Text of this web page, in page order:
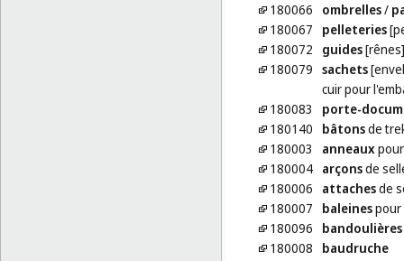
180066
ombrelles/
180067
pelleteries
180072
guides[rênes]
180079 sachets
cuir pour
180083
porte-
180140
bâtonsde
180003
anneaux
180004 arçonsde
180006
attachesde
180007
baleinespour
180096
bandoulières
180008
baudruche